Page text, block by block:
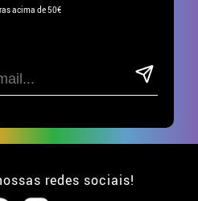
acima de 50€
redes sociais!